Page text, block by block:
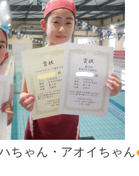
ちゃん・アオイちゃん